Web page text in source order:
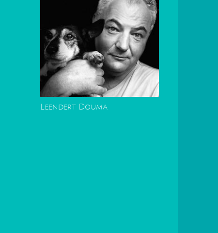
Leendert Douma